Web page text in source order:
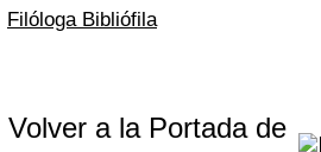
Filóloga Bibliófila
Volver a la Portada de